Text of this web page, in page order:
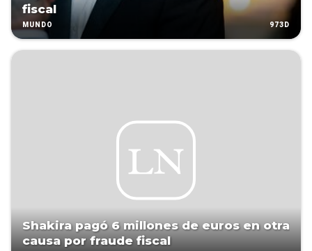
fiscal
MUNDO 973D
Shakira pagó 6 millones de euros en otra
causa por fraude fiscal